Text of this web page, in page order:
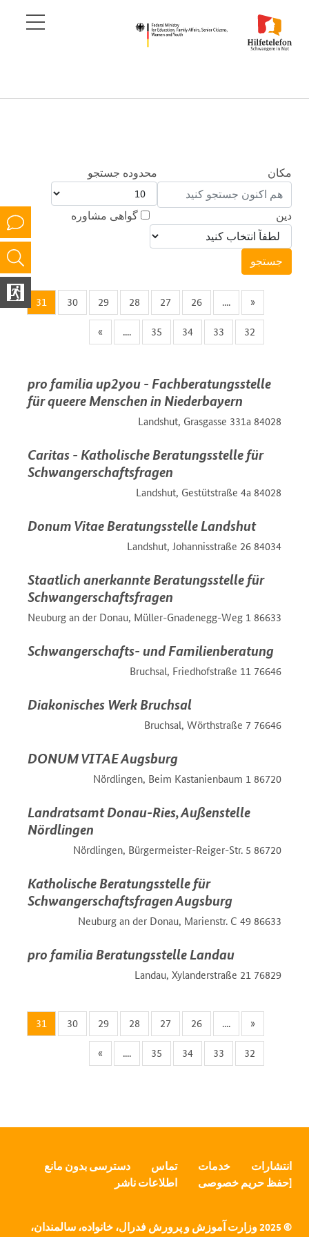
مکان محدوده جستجو
دین گواهی مشاوره
«
....
26
27
28
29
30
31
32
33
34
35
....
»
pro familia up2you - Fachberatungsstelle
für queere Menschen in Niederbayern
84028 Landshut, Grasgasse 331a
Caritas - Katholische Beratungsstelle für
Schwangerschaftsfragen
84028 Landshut, Gestütstraße 4a
Donum Vitae Beratungsstelle Landshut
84034 Landshut, Johannisstraße 26
Staatlich anerkannte Beratungsstelle für
Schwangerschaftsfragen
86633 Neuburg an der Donau, Müller-Gnadenegg-Weg 1
Schwangerschafts- und Familienberatung
76646 Bruchsal, Friedhofstraße 11
Diakonisches Werk Bruchsal
76646 Bruchsal, Wörthstraße 7
DONUM VITAE Augsburg
86720 Nördlingen, Beim Kastanienbaum 1
Landratsamt Donau-Ries, Außenstelle
Nördlingen
86720 Nördlingen, Bürgermeister-Reiger-Str. 5
Katholische Beratungsstelle für
Schwangerschaftsfragen Augsburg
86633 Neuburg an der Donau, Marienstr. C 49
pro familia Beratungsstelle Landau
76829 Landau, Xylanderstraße 21
«
....
26
27
28
29
30
31
32
33
34
35
....
»
انتشارات خدمات تماس
دسترسی بدون مانع
[حفظ حریم خصوصی
اطلاعات ناشر
© 2025 وزارت آموزش و پرورش فدرال، خانواده، سالمندان،